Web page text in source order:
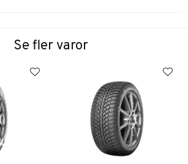
Se fler varor